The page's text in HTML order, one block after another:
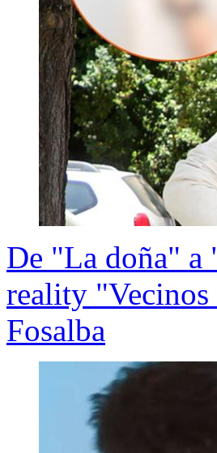
De "La doña" a
reality
Fosalba